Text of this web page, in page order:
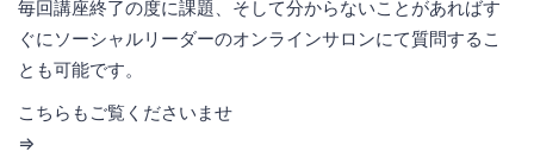
毎回講座終了の度に課題、そして分からないことがあればす
ぐにソーシャルリーダーのオンラインサロンにて質問するこ
とも可能です。
こちらもご覧くださいませ
⇒